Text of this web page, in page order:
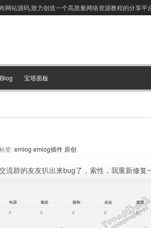
站源码,致力创造一个高质量网络资源教程的分享平
宝塔面板
签:emlog emlog插件 原创
流群的友友扒出来bug了，索性，我重新修复